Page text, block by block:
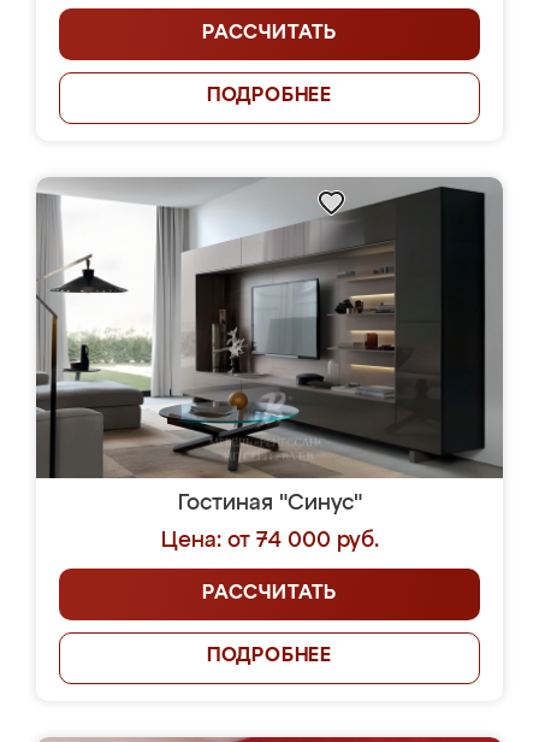
РАССЧИТАТЬ
ПОДРОБНЕЕ
Гостиная "Синус"
Цена: от 74 000 руб.
РАССЧИТАТЬ
ПОДРОБНЕЕ